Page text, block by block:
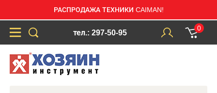
РАСПРОДАЖА ТЕХНИКИ CAIMAN!
тел.: 297-50-95
0